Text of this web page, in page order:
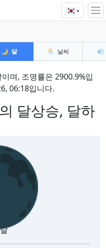
🇰🇷▾
🌙 달 🌦️ 날씨 💨
달상승, 달하
며, 조명률은 2900.9%입
06:18입니다.